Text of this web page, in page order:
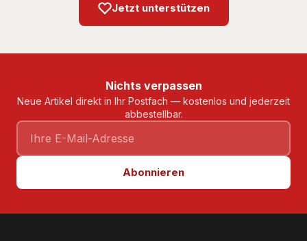
Jetzt unterstützen
Nichts verpassen
Neue Artikel direkt in Ihr Postfach — kostenlos und jederzeit
abbestellbar.
Abonnieren